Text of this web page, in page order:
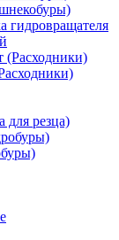
гидровращателя
для резца)